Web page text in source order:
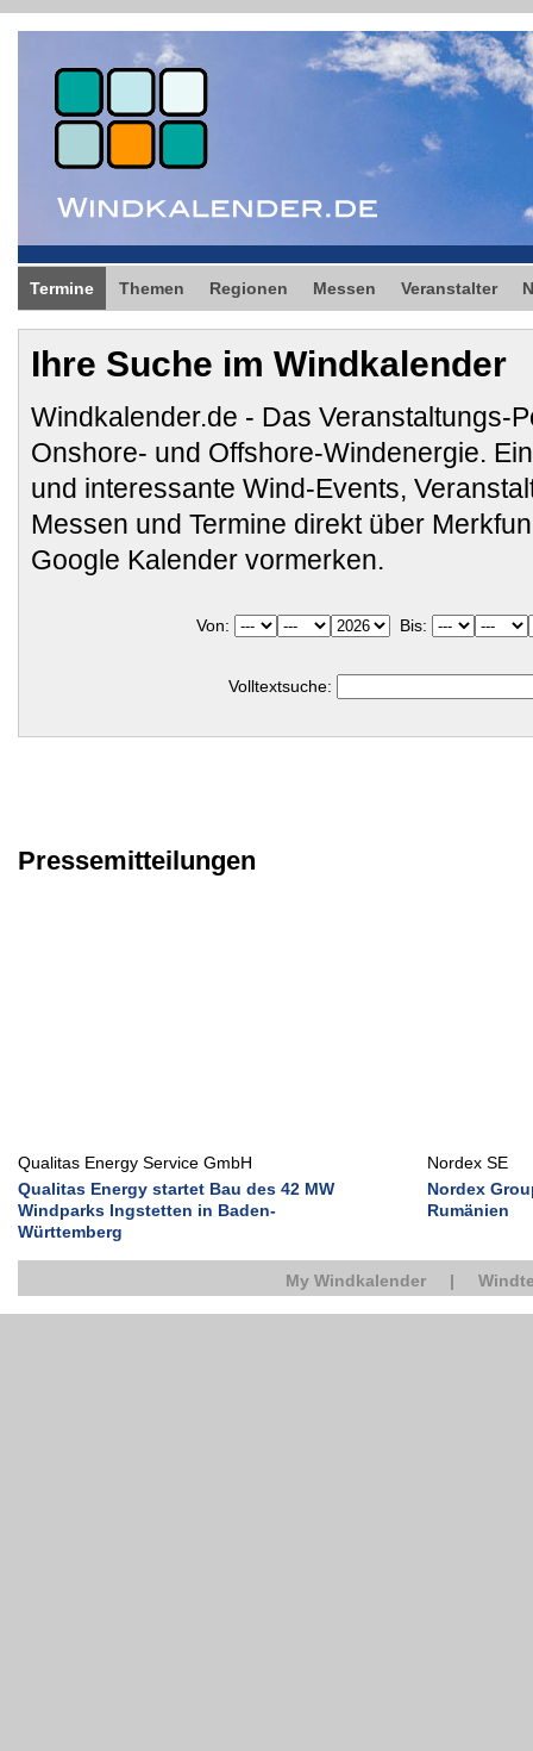
Termine Themen Regionen Messen Veranstalter
Ihre Suche im Windkalender
Windkalender.de - Das Veranstaltungs-
Onshore- und Offshore-Windenergie.
und interessante Wind-Events,
Messen und Termine direkt über
Google Kalender vormerken.
Von: Bis:
Volltextsuche:
Pressemitteilungen
Qualitas Energy Service GmbH
Qualitas Energy startet Bau des 42 MW
Windparks Ingstetten in Baden-
Württemberg
Nordex SE
Nordex
Rumänien
My Windkalender |